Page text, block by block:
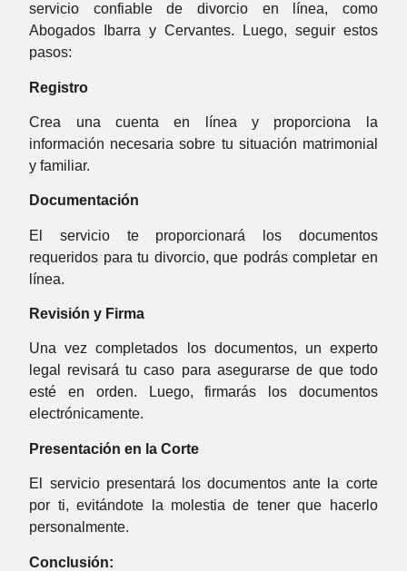
servicio confiable de divorcio en línea, como
Abogados Ibarra y Cervantes. Luego, seguir estos
pasos:
Registro
Crea una cuenta en línea y proporciona la
información necesaria sobre tu situación matrimonial
y familiar.
Documentación
El servicio te proporcionará los documentos
requeridos para tu divorcio, que podrás completar en
línea.
Revisión y Firma
Una vez completados los documentos, un experto
legal revisará tu caso para asegurarse de que todo
esté en orden. Luego, firmarás los documentos
electrónicamente.
Presentación en la Corte
El servicio presentará los documentos ante la corte
por ti, evitándote la molestia de tener que hacerlo
personalmente.
Conclusión: